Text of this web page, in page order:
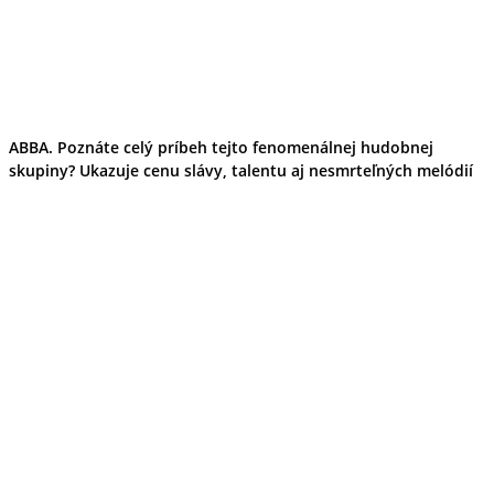
ABBA. Poznáte celý príbeh tejto fenomenálnej hudobnej
skupiny? Ukazuje cenu slávy, talentu aj nesmrteľných melódií